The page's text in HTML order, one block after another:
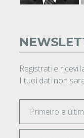
Registrati e ricevi
I tuoi dati non